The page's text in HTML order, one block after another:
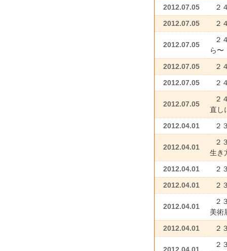
2012.07.05 ２
2012.07.05 ２
2012.07.05
２
ら〜
2012.07.05 ２
2012.07.05 ２
2012.07.05
２
直し
2012.04.01 ２
2012.04.01
２
生き
2012.04.01 ２
2012.04.01 ２
2012.04.01
２
美術
2012.04.01 ２
2012.04.01
２